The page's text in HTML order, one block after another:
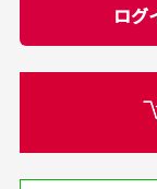
ログ